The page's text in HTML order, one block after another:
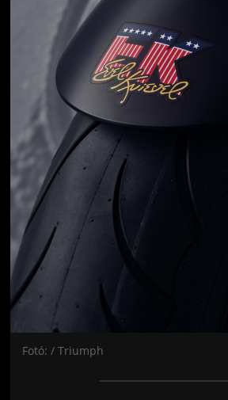
Fotó: / Triumph